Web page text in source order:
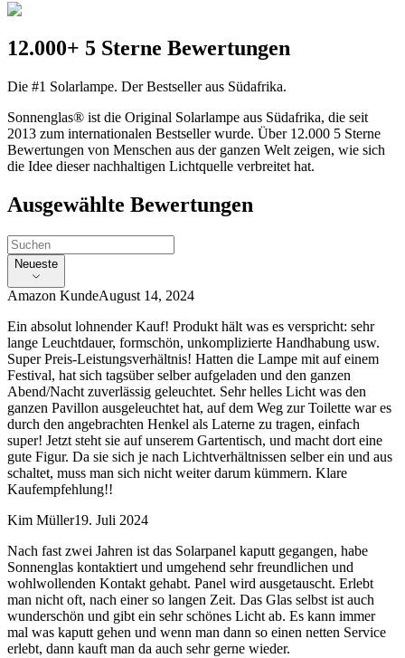
12.000+ 5 Sterne Bewertungen
Die #1 Solarlampe. Der Bestseller aus Südafrika.
Sonnenglas® ist die Original Solarlampe aus Südafrika, die seit
2013 zum internationalen Bestseller wurde. Über 12.000 5 Sterne
Bewertungen von Menschen aus der ganzen Welt zeigen, wie sich
die Idee dieser nachhaltigen Lichtquelle verbreitet hat.
Ausgewählte Bewertungen
Neueste
Amazon KundeAugust 14, 2024
Ein absolut lohnender Kauf! Produkt hält was es verspricht: sehr
lange Leuchtdauer, formschön, unkomplizierte Handhabung usw.
Super Preis-Leistungsverhältnis! Hatten die Lampe mit auf einem
Festival, hat sich tagsüber selber aufgeladen und den ganzen
Abend/Nacht zuverlässig geleuchtet. Sehr helles Licht was den
ganzen Pavillon ausgeleuchtet hat, auf dem Weg zur Toilette war es
durch den angebrachten Henkel als Laterne zu tragen, einfach
super! Jetzt steht sie auf unserem Gartentisch, und macht dort eine
gute Figur. Da sie sich je nach Lichtverhältnissen selber ein und aus
schaltet, muss man sich nicht weiter darum kümmern. Klare
Kaufempfehlung!!
Kim Müller19. Juli 2024
Nach fast zwei Jahren ist das Solarpanel kaputt gegangen, habe
Sonnenglas kontaktiert und umgehend sehr freundlichen und
wohlwollenden Kontakt gehabt. Panel wird ausgetauscht. Erlebt
man nicht oft, nach einer so langen Zeit. Das Glas selbst ist auch
wunderschön und gibt ein sehr schönes Licht ab. Es kann immer
mal was kaputt gehen und wenn man dann so einen netten Service
erlebt, dann kauft man da auch sehr gerne wieder.